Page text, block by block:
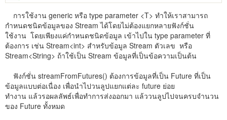
การใช้งาน generic หรือ type parameter <T> ทำให้เราสามารถ
กำหนดชนิดข้อมูลของ Stream ได้โดยไม่ต้องแยกหลายฟังก์ชั่น
ใช้งาน โดยเพียงแค่กำหนดชนิดข้อมูล เข้าไปใน type parameter ที่
ต้องการ เช่น Stream<int> สำหรับข้อมูล Stream ตัวเลข หรือ
Stream<String> ถ้าใช้เป็น Stream ข้อมูลที่เป็นข้อความเป็นต้น
ฟังก์ชั่น streamFromFutures() ต้องการข้อมูลที่เป็น Future ที่เป็น
ข้อมูลแบบต่อเนื่อง เพื่อนำไปวนลูปแยกแต่ละ future ย่อย
ทำงาน แล้วรอผลลัพธ์เพื่อทำการส่งออกมา แล้ววนลูปไปจนครบจำนวน
ของ Future ทั้งหมด